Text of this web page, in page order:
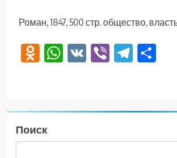
Роман, 1847, 500 стр. общество,
Odnoklassniki
WhatsApp
VK Viber
Поиск